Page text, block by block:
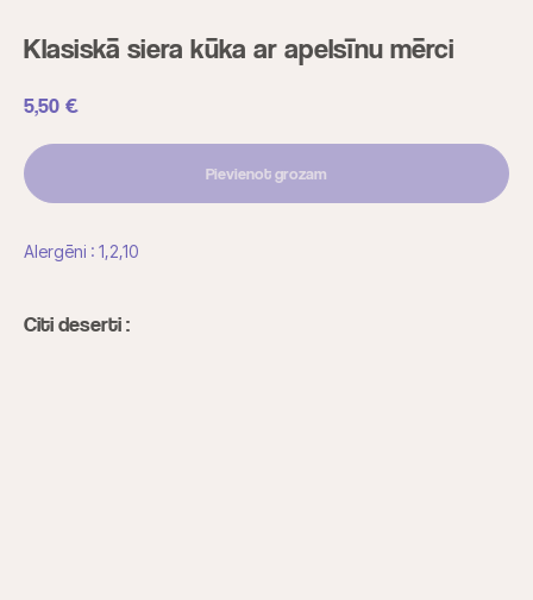
Klasiskā siera kūka ar apelsīnu mērci
5,50 €
Pievienot grozam
Alergēni : 1,2,10
Citi deserti :